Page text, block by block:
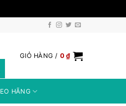
GIỎ HÀNG / 0₫
HÃNG